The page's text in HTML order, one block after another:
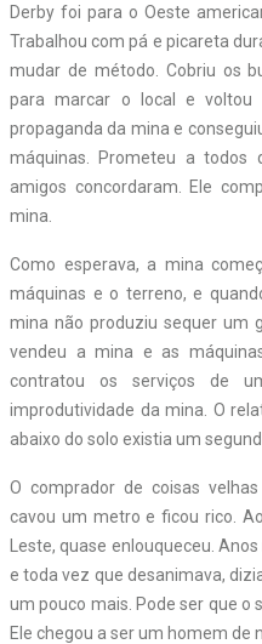
Derby foi para o Oeste
Trabalhou com pá e picareta
mudar de método. Cobriu os
para marcar o local e voltou
propaganda da mina e
máquinas. Prometeu a todos
amigos concordaram. Ele
mina.
Como esperava, a mina
máquinas e o terreno, e
mina não produziu sequer um
vendeu a mina e as
contratou os serviços de
improdutividade da mina. O
abaixo do solo existia um
O comprador de coisas
cavou um metro e ficou rico.
Leste, quase enlouqueceu.
e toda vez que desanimava,
um pouco mais. Pode ser que o
Ele chegou a ser um homem de